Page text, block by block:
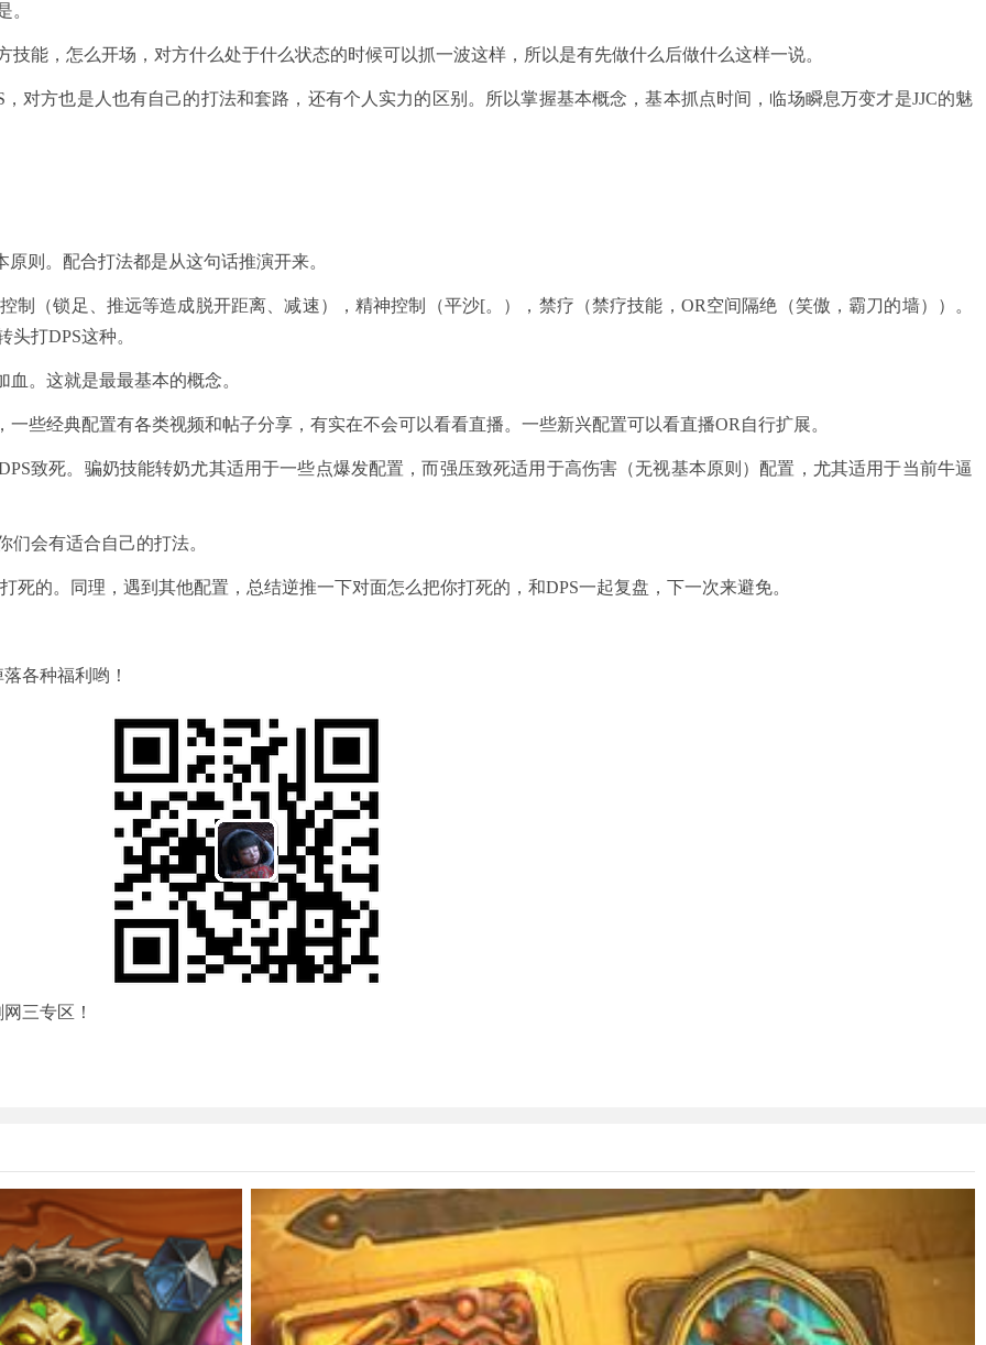
。
，怎么开场，对方什么处于什么状态的时候可以抓一波这样，所以是有先做什么后做什么这样一说。
方也是人也有自己的打法和套路，还有个人实力的区别。所以掌握基本概念，基本抓点时间，临场瞬息万变才是JJC的魅
。配合打法都是从这句话推演开来。
锁足、推远等造成脱开距离、减速），精神控制（平沙[。），禁疗（禁疗技能，OR空间隔绝（笑傲，霸刀的墙））。
打DPS这种。
。这就是最最基本的概念。
经典配置有各类视频和帖子分享，有实在不会可以看看直播。一些新兴配置可以看直播OR自行扩展。
死。骗奶技能转奶尤其适用于一些点爆发配置，而强压致死适用于高伤害（无视基本原则）配置，尤其适用于当前牛逼
会有适合自己的打法。
。同理，遇到其他配置，总结逆推一下对面怎么把你打死的，和DPS一起复盘，下一次来避免。
各种福利哟！
三专区！